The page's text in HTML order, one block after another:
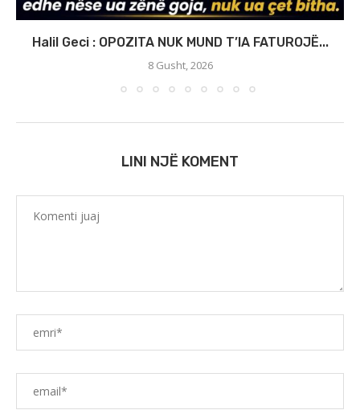
Halil Geci : OPOZITA NUK MUND T’IA FATUROJË...
8 Gusht, 2026
LINI NJË KOMENT